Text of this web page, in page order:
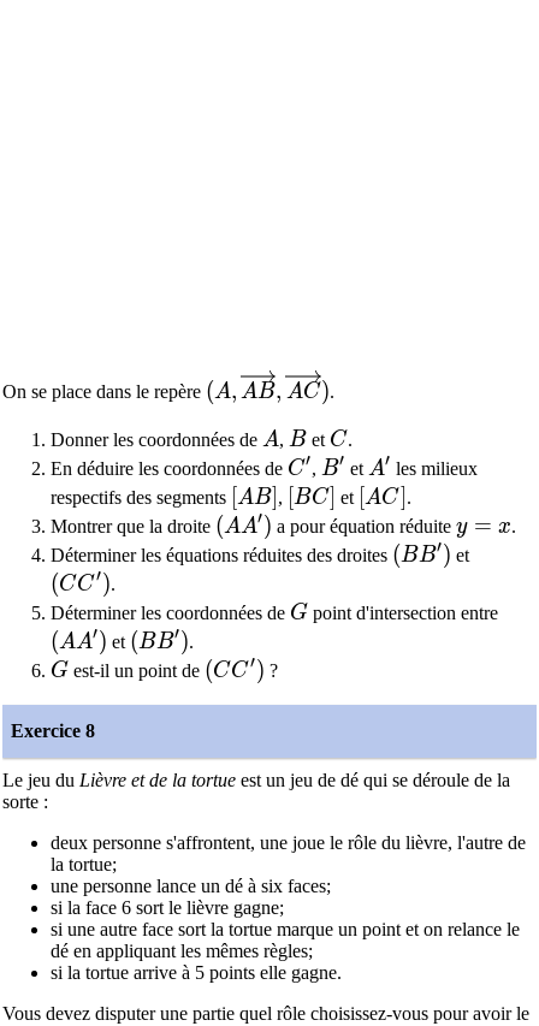
On se place dans le repère (A, \overrightarrow{AB},
(A, AB, AC).
Donner les coordonnées de A
A, B
Bet C
C.
En déduire les coordonnées de C'
C′, B'
B′ et A'
A′ les milieux
respectifs des segments [AB]
AB] , [BC]
BC et [AC]
[AC .
Montrer que la droite (AA')
(AA′) a pour équation réduite y=x
y = x.
Déterminer les équations réduites des droites (BB')
(BB′) et
(CC')
(CC′).
Déterminer les coordonnées de G
G point d'intersection entre
(AA')
(AA′) et (BB')
(BB′).
G
G est-il un point de (CC')
(CC′) ?
Exercice 8
Le jeu du Lièvre et de la tortue est un jeu de dé qui se déroule de la
sorte :
deux personne s'affrontent, une joue le rôle du lièvre, l'autre de
la tortue;
une personne lance un dé à six faces;
si la face 6 sort le lièvre gagne;
si une autre face sort la tortue marque un point et on relance le
dé en appliquant les mêmes règles;
si la tortue arrive à 5 points elle gagne.
Vous devez disputer une partie quel rôle choisissez-vous pour avoir le